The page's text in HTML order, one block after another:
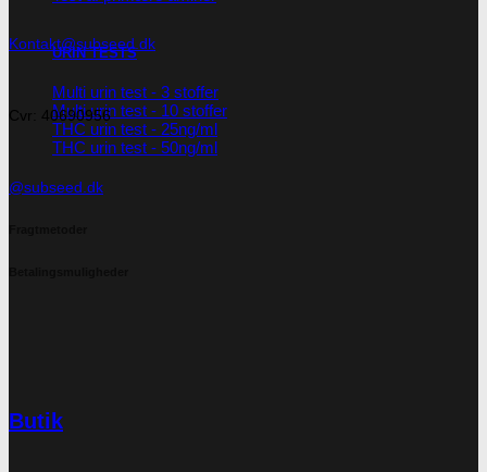
URIN TESTS
Multi urin test - 3 stoffer
Multi urin test - 10 stoffer
THC urin test - 25ng/ml
THC urin test - 50ng/ml
Kontakt@subseed.dk
Cvr: 40690956
@subseed.dk
Butik